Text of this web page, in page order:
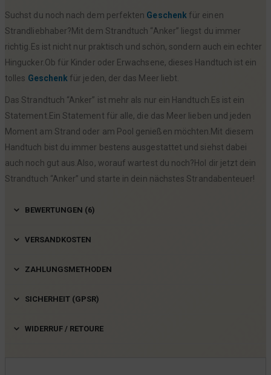
Suchst du noch nach dem perfekten Geschenk für einen
Strandliebhaber?Mit dem Strandtuch “Anker” liegst du immer
richtig.Es ist nicht nur praktisch und schön, sondern auch ein echter
Hingucker.Ob für Kinder oder Erwachsene, dieses Handtuch ist ein
tolles Geschenk für jeden, der das Meer liebt.
Das Strandtuch “Anker” ist mehr als nur ein Handtuch.Es ist ein
Statement.Ein Statement für alle, die das Meer lieben und jeden
Moment am Strand oder am Pool genießen möchten.Mit diesem
Handtuch bist du immer bestens ausgestattet und siehst dabei
auch noch gut aus.Also, worauf wartest du noch?Hol dir jetzt dein
Strandtuch “Anker” und starte in dein nächstes Strandabenteuer!
BEWERTUNGEN (6)
VERSANDKOSTEN
ZAHLUNGSMETHODEN
SICHERHEIT (GPSR)
WIDERRUF / RETOURE